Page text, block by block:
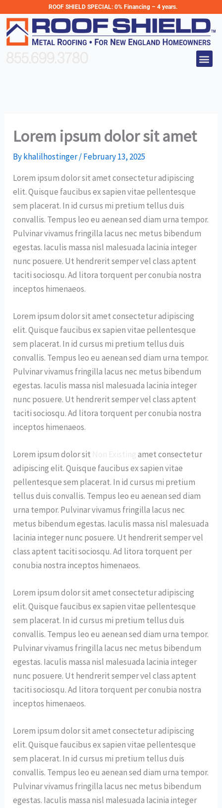
to
content
ROOF SHIELD SPECIAL: 0% Financing – 4 years.
Lorem ipsum dolor sit amet
Bykhalilhostinger/February 13, 2025
Lorem ipsum dolor sit amet consectetur adipiscing
elit. Quisque faucibus ex sapien vitae pellentesque
sem placerat. In id cursus mi pretium tellus duis
convallis. Tempus leo eu aenean sed diam urna tempor.
Pulvinar vivamus fringilla lacus nec metus bibendum
egestas. Iaculis massa nisl malesuada lacinia integer
nunc posuere. Ut hendrerit semper vel class aptent
taciti sociosqu. Ad litora torquent per conubia nostra
inceptos himenaeos.
Lorem ipsum dolor sit amet consectetur adipiscing
elit. Quisque faucibus ex sapien vitae pellentesque
sem placerat. In id cursus mi pretium tellus duis
convallis. Tempus leo eu aenean sed diam urna tempor.
Pulvinar vivamus fringilla lacus nec metus bibendum
egestas. Iaculis massa nisl malesuada lacinia integer
nunc posuere. Ut hendrerit semper vel class aptent
taciti sociosqu. Ad litora torquent per conubia nostra
inceptos himenaeos.
Lorem ipsum dolor sit
amet consectetur
adipiscing elit. Quisque faucibus ex sapien vitae
pellentesque sem placerat. In id cursus mi pretium
tellus duis convallis. Tempus leo eu aenean sed diam
urna tempor. Pulvinar vivamus fringilla lacus nec
metus bibendum egestas. Iaculis massa nisl malesuada
lacinia integer nunc posuere. Ut hendrerit semper vel
class aptent taciti sociosqu. Ad litora torquent per
conubia nostra inceptos himenaeos.
Lorem ipsum dolor sit amet consectetur adipiscing
elit. Quisque faucibus ex sapien vitae pellentesque
sem placerat. In id cursus mi pretium tellus duis
convallis. Tempus leo eu aenean sed diam urna tempor.
Pulvinar vivamus fringilla lacus nec metus bibendum
egestas. Iaculis massa nisl malesuada lacinia integer
nunc posuere. Ut hendrerit semper vel class aptent
taciti sociosqu. Ad litora torquent per conubia nostra
inceptos himenaeos.
Lorem ipsum dolor sit amet consectetur adipiscing
elit. Quisque faucibus ex sapien vitae pellentesque
sem placerat. In id cursus mi pretium tellus duis
convallis. Tempus leo eu aenean sed diam urna tempor.
Pulvinar vivamus fringilla lacus nec metus bibendum
egestas. Iaculis massa nisl malesuada lacinia integer